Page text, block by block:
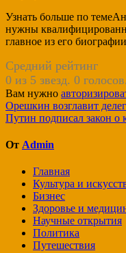
Узнать больше по
нужны
главное из его
Средний рейтинг
0 из 5 звезд. 0 голосов.
Вам нужно
Навигация
по
записям
Орешкин возглавит
Путин подписал закон о
От Admin
Главная
Культура и
Бизнес
Здоровье и
Научные открытия
Политика
Путешествия